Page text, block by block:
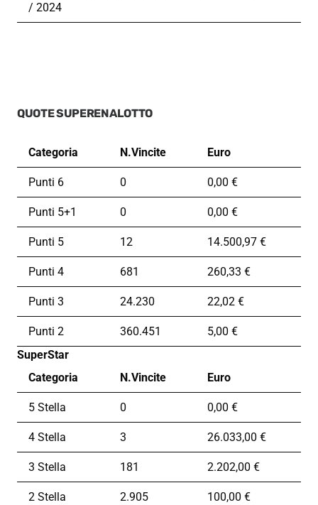
/ 2024
QUOTE SUPERENALOTTO
Categoria N.Vincite Euro
Punti 6 0 0,00 €
Punti 5+1 0 0,00 €
Punti 5 12 14.500,97 €
Punti 4 681 260,33 €
Punti 3 24.230 22,02 €
Punti 2 360.451
5,00 €
SuperStar
Categoria
N.Vincite Euro
5 Stella 0 0,00 €
4 Stella 3 26.033,00 €
3 Stella 181 2.202,00 €
2 Stella 2.905 100,00 €